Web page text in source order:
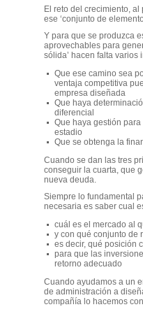
El reto del crecimiento, al
ese ‘conjunto de
Y para que se produzca
aprovechables para
sólida’ hacen falta varios
Que ese camino sea
ventaja competitiva
empresa diseñada
Que haya
diferencial
Que haya gestión
estadio
Que se obtenga la
Cuando se dan las tres
conseguir la cuarta, que
nueva deuda.
Siempre lo fundamental
necesaria es saber cual
cuál es el mercado al
y con qué conjunto de
es decir, qué posición
para que las
retorno adecuado
Cuando ayudamos a un
de administración a
compañía lo hacemos